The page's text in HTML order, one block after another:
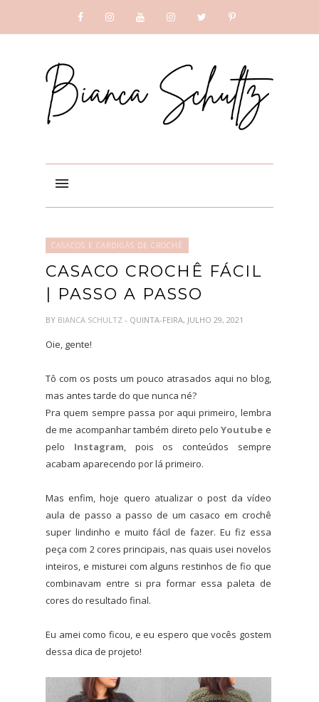
CASACOS E CARDIGÃS DE CROCHÊ
CASACO CROCHÊ FÁCIL
| PASSO A PASSO
BY BIANCA SCHULTZ - QUINTA-FEIRA, JULHO 29, 2021
Oie, gente!
Tô com os posts um pouco atrasados aqui no blog,
mas antes tarde do que nunca né?
Pra quem sempre passa por aqui primeiro, lembra
de me acompanhar também direto peloYoutube e
pelo Instagram, pois os conteúdos sempre
acabam aparecendo por lá primeiro.
Mas enfim, hoje quero atualizar o post da vídeo
aula de passo a passo de um casaco em crochê
super lindinho e muito fácil de fazer. Eu fiz essa
peça com 2 cores principais, nas quais usei novelos
inteiros, e misturei com alguns restinhos de fio que
combinavam entre si pra formar essa paleta de
cores do resultado final.
Eu amei como ficou, e eu espero que vocês gostem
dessa dica de projeto!